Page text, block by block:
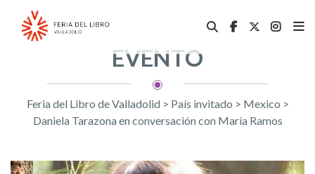
EVENTO
Feria del Libro de Valladolid > País invitado > Mexico >
Daniela Tarazona en conversación con María Ramos